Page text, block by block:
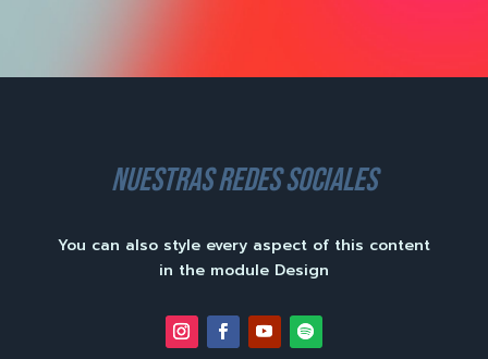
nuestras redes sociales
You can also style every aspect of this content
in the module Design